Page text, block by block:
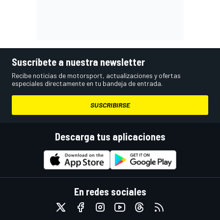
Suscríbete a nuestra newsletter
Recibe noticias de motorsport, actualizaciones y ofertas
especiales directamente en tu bandeja de entrada.
SUSCRIBIRSE
Descarga tus aplicaciones
En redes sociales